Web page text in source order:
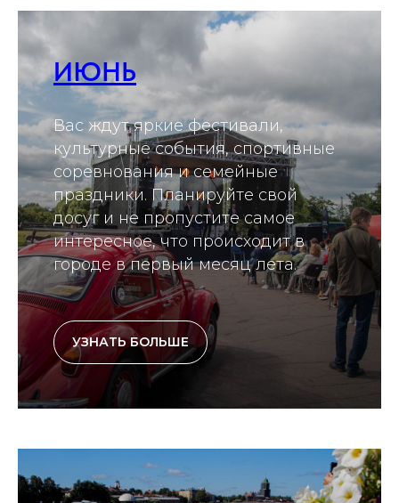
ИЮНЬ
Вас ждут яркие фестивали,
культурные события, спортивные
соревнования и семейные
праздники. Планируйте свой
досуг и не пропустите самое
интересное, что происходит в
городе в первый месяц лета.
УЗНАТЬ БОЛЬШЕ